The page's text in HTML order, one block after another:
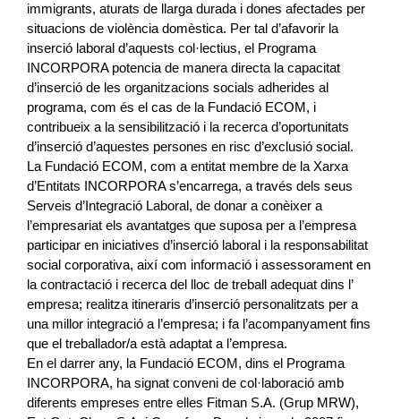
immigrants, aturats de llarga durada i dones afectades per
situacions de violència domèstica. Per tal d’afavorir la
inserció laboral d’aquests col·lectius, el Programa
INCORPORA potencia de manera directa la capacitat
d’inserció de les organitzacions socials adherides al
programa, com és el cas de la Fundació ECOM, i
contribueix a la sensibilització i la recerca d’oportunitats
d’inserció d’aquestes persones en risc d’exclusió social.
La Fundació ECOM, com a entitat membre de la Xarxa
d’Entitats INCORPORA s’encarrega, a través dels seus
Serveis d’Integració Laboral, de donar a conèixer a
l’empresariat els avantatges que suposa per a l’empresa
participar en iniciatives d’inserció laboral i la responsabilitat
social corporativa, així com informació i assessorament en
la contractació i recerca del lloc de treball adequat dins l’
empresa; realitza itineraris d’inserció personalitzats per a
una millor integració a l’empresa; i fa l’acompanyament fins
que el treballador/a està adaptat a l’empresa.
En el darrer any, la Fundació ECOM, dins el Programa
INCORPORA, ha signat conveni de col·laboració amb
diferents empreses entre elles Fitman S.A. (Grup MRW),